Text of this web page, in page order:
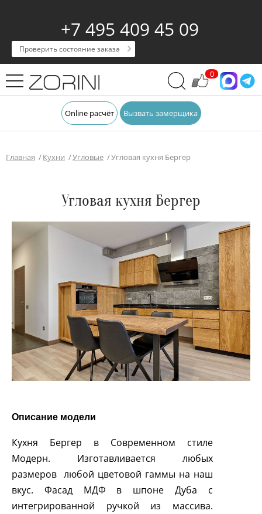
+7 495 409 45 09
Проверить состояние заказа
0
Online расчёт Вызвать замерщика
Главная Кухни Угловые Угловая кухня Бергер
Угловая кухня Бергер
Описание модели
Кухня Бергер в Современном стиле
Модерн. Изготавливается любых
размеров любой цветовой гаммы на наш
вкус. Фасад МДФ в шпоне Дуба с
интегрированной ручкой из массива.